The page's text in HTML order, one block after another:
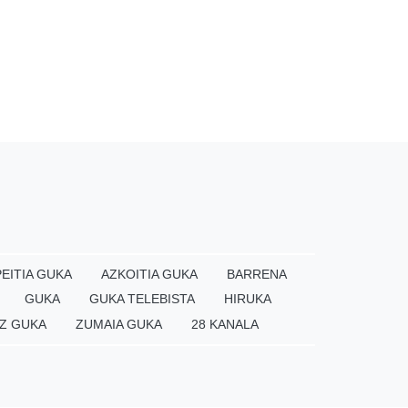
GUKA AZKOITIA GUKA
BARRENA
GUKA GUKA TELEBISTA
HIRUKA
GUKA ZUMAIA GUKA 28 KANALA